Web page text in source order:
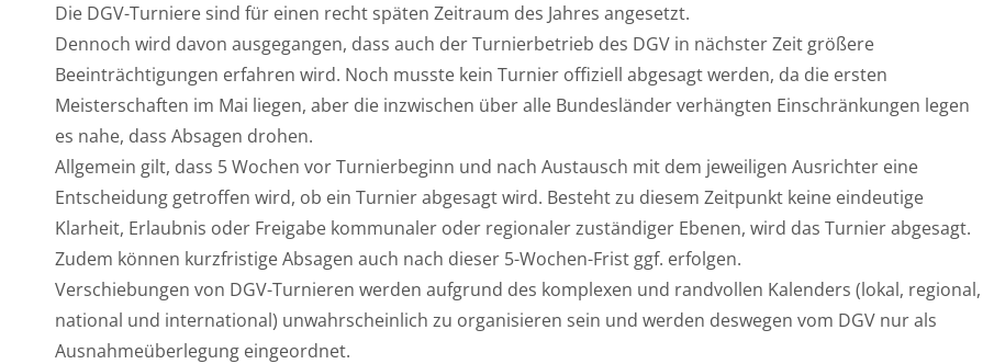
Die DGV-Turniere sind für einen recht späten Zeitraum des Jahres angesetzt.
Dennoch wird davon ausgegangen, dass auch der Turnierbetrieb des DGV in nächster Zeit größere
Beeinträchtigungen erfahren wird. Noch musste kein Turnier offiziell abgesagt werden, da die ersten
Meisterschaften im Mai liegen, aber die inzwischen über alle Bundesländer verhängten Einschränkungen legen
es nahe, dass Absagen drohen.
Allgemein gilt, dass 5 Wochen vor Turnierbeginn und nach Austausch mit dem jeweiligen Ausrichter eine
Entscheidung getroffen wird, ob ein Turnier abgesagt wird. Besteht zu diesem Zeitpunkt keine eindeutige
Klarheit, Erlaubnis oder Freigabe kommunaler oder regionaler zuständiger Ebenen, wird das Turnier abgesagt.
Zudem können kurzfristige Absagen auch nach dieser 5-Wochen-Frist ggf. erfolgen.
Verschiebungen von DGV-Turnieren werden aufgrund des komplexen und randvollen Kalenders (lokal, regional,
national und international) unwahrscheinlich zu organisieren sein und werden deswegen vom DGV nur als
Ausnahmeüberlegung eingeordnet.